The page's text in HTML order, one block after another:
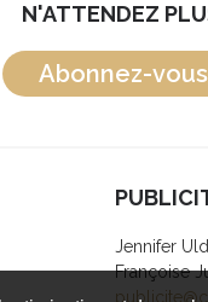
N'ATTENDEZ
Abonnez-
Jennifer
Françoise